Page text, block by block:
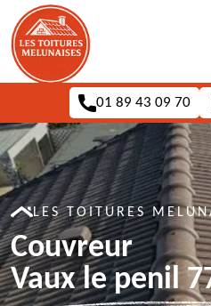
01 89 43 09 70
LES TOITURES
Couvreur
Vaux le penil